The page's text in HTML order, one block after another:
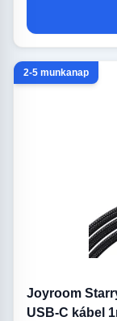
2-5 munkanap
Joyroom
USB-C kábel